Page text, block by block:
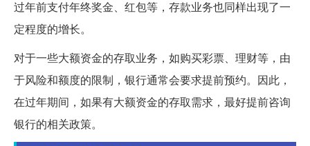
过年前支付年终奖金、红包等，存款业务也同样出现了一
定程度的增长。
对于一些大额资金的存取业务，如购买彩票、理财等，由
于风险和额度的限制，银行通常会要求提前预约。因此，
在过年期间，如果有大额资金的存取需求，最好提前咨询
银行的相关政策。